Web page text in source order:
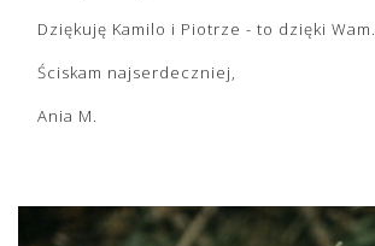
Dziękuję Kamilo i Piotrze - to dzięki Wam.
Ściskam najserdeczniej,
Ania M.